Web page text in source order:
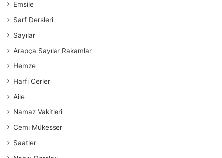
Emsile
Sarf Dersleri
Sayılar
Arapça Sayılar Rakamlar
Hemze
Harfi Cerler
Aile
Namaz Vakitleri
Cemi Mükesser
Saatler